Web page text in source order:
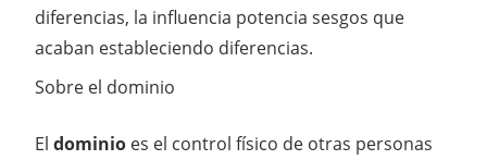
diferencias, la influencia potencia sesgos que
acaban estableciendo diferencias.
Sobre el dominio
El dominio es el control físico de otras personas